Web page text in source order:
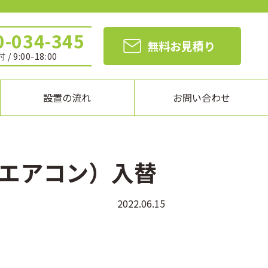
034-345
/ 9:00-18:00
無料お見積り
設置の流れ お問い合わせ
アコン）入替
2022.06.15